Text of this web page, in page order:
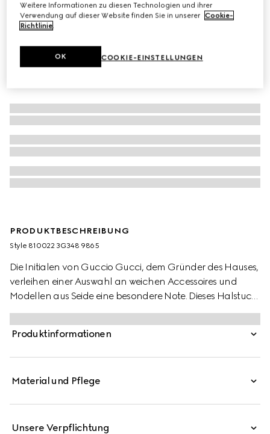
PRODUKTBESCHREIBUNG
Style ‎810022 3G348 9865
Die Initialen von Guccio Gucci, dem Gründer des Hauses,
verleihen einer Auswahl an weichen Accessoires und
Modellen aus Seide eine besondere Note. Dieses Halstuch
aus brauner Wolle wird von einem GG Motiv mit
glänzendem Lamé geziert, während ein
Fransenabschluss das Design abrundet.
Produktinformationen
Material und Pflege
Unsere Verpflichtung
Weitere Informationen zu diesen Technologien und ihrer
Verwendung auf dieser Website finden Sie in unserer Cookie-
Richtlinie.
COOKIE-EINSTELLUNGEN
OK